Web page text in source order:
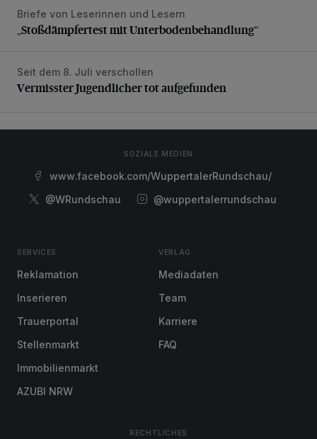
„Stoßdämpfertest mit Unterbodenbehandlung“
Briefe von Leserinnen und Lesern
„Stoßdämpfertest mit Unterbodenbehandlung“
Vermisster Jugendlicher tot aufgefunden
Seit dem 8. Juli verschollen
Vermisster Jugendlicher tot aufgefunden
SOZIALE MEDIEN
www.facebook.com/WuppertalerRundschau/
@WRundschau
@wuppertalerrundschau
SERVICES
Reklamation
Inserieren
Trauerportal
Stellenmarkt
Immobilienmarkt
AZUBI NRW
VERLAG
Mediadaten
Team
Karriere
FAQ
RECHTLICHES